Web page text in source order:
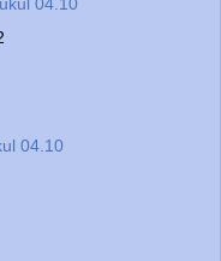
04.10
04.10